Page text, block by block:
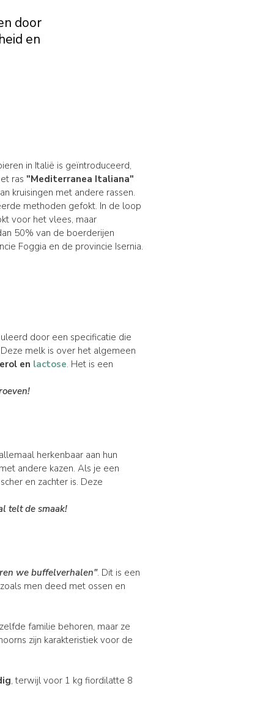
door
en
in Italië is geïntroduceerd,
ras"Mediterranea Italiana"
kruisingen met andere rassen.
methoden gefokt. In de loop
voor het vlees, maar
50% van de boerderijen
Foggia en de provincie Isernia.
door een specificatie die
melk is over het algemeen
en lactose. Het is een
herkenbaar aan hun
andere kazen. Als je een
en zachter is. Deze
telt de smaak!
we buffelverhalen". Dit is een
men deed met ossen en
familie behoren, maar ze
zijn karakteristiek voor de
, terwijl voor 1 kg fiordilatte 8